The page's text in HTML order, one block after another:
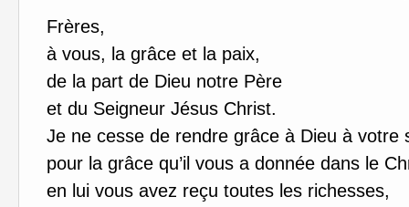
Frères,
à vous, la grâce et la paix,
de la part de Dieu notre Père
et du Seigneur Jésus Christ.
Je ne cesse de rendre grâce à Dieu à votre
pour la grâce qu’il vous a donnée dans le
en lui vous avez reçu toutes les richesses,